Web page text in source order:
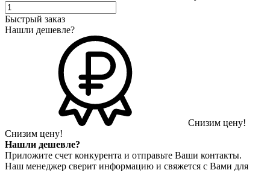
Быстрый заказ
Нашли дешевле?
Снизим цену!
Снизим цену!
Нашли дешевле?
Приложите счет конкурента и отправьте Ваши контакты.
Наш менеджер сверит информацию и свяжется с Вами для